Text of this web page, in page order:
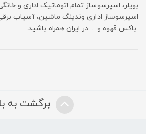
بویلر، اسپرسوساز تمام اتوماتیک اداری و
اسپرسوساز اداری وندینگ ماشین، آسیاب
باکس قهوه و ... در ایران همراه باشید.
برگشت به